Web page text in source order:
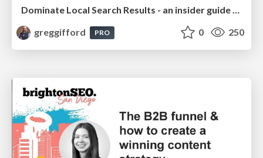
Dominate Local Search Results - an insider guide to GBP, reviews, and Local SEO
greggifford
PRO 0 250